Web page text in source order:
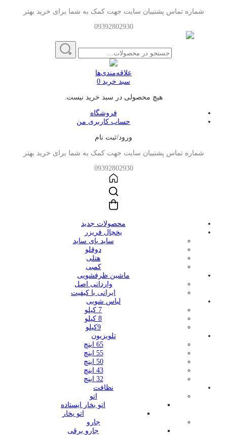
شماره تماس پشتیبان سایت جهت کمک به شما برای خرید بهتر
09392802930
علاقه‌مندی‌ها
سبد خرید 0
هیچ محصولی در سبد خرید نیست.
فروشگاه
حساب کاربری من
ورود/ثبت نام
شماره تماس پشتیبان سایت جهت کمک به شما برای خرید بهتر
09392802930
محصولات جدید
یخچال فریزر
ساید بای ساید
دوقلو
هتلی
کمبی
ماشین ظرفشویی
وارداتی اصل
ایرانی با کیفیت
لباس شویی
7 کیلو
8 کیلو
9کیلو
تلویزیون
65 اینچ
55 اینچ
50 اینچ
43 اینچ
32 اینچ
نظافت
اتو
اتو بخار ایستاده
اتو بخار
جارو
جارو برقی